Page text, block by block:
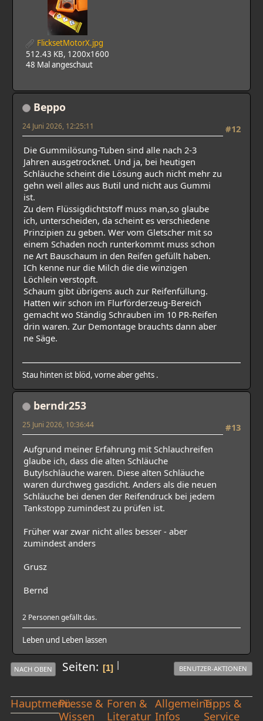
FlicksetMotorX.jpg
512.43 KB, 1200x1600
48 Mal angeschaut
Beppo
#12
24 Juni 2026, 12:25:11
Die Gummilösung-Tuben sind alle nach 2-3
Jahren ausgetrocknet. Und ja, bei heutigen
Schläuche scheint die Lösung auch nicht mehr zu
gehn weil alles aus Butil und nicht aus Gummi
ist.
Zu dem Flüssigdichtstoff muss man,so glaube
ich, unterscheiden, da scheint es verschiedene
Prinzipien zu geben. Wer vom Gletscher mit so
einem Schaden noch runterkommt muss schon
ne Art Bauschaum in den Reifen gefüllt haben.
ICh kenne nur die Milch die die winzigen
Löchlein verstopft.
Schaum gibt übrigens auch zur Reifenfüllung.
Hatten wir schon im Flurförderzeug-Bereich
gemacht wo Ständig Schrauben im 10 PR-Reifen
drin waren. Zur Demontage brauchts dann aber
ne Säge.
Stau hinten ist blöd, vorne aber gehts .
berndr253
#13
25 Juni 2026, 10:36:44
Aufgrund meiner Erfahrung mit Schlauchreifen
glaube ich, dass die alten Schläuche
Butylschläuche waren. Diese alten Schläuche
waren durchweg gasdicht. Anders als die neuen
Schläuche bei denen der Reifendruck bei jedem
Tankstopp zumindest zu prüfen ist.
Früher war zwar nicht alles besser - aber
zumindest anders
Grusz
Bernd
2 Personen gefällt das.
Leben und Leben lassen
|
NACH OBEN Seiten 1 BENUTZER-AKTIONEN
HauptmenüPresse &
Wissen
Foren &
Literatur
Allgemeine
Infos
Tipps &
Service